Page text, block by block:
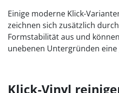
Einige moderne Klick-
zeichnen sich zusätzlich
Formstabilität aus und
unebenen Untergründen eine
Klick-Vinyl